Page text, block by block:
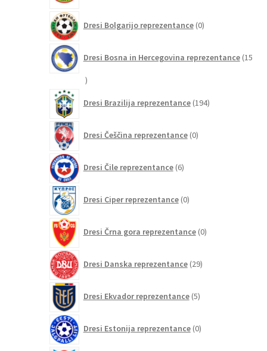
Dresi Bolgarijo reprezentance 0izdelkov
Dresi Bosna in Hercegovina reprezentance 15
15
Dresi Brazilija reprezentance 194izdelkov
Dresi Češčina reprezentance 0izdelkov
Dresi Čile reprezentance 6izdelkov
Dresi Ciper reprezentance 0izdelkov
Dresi Črna gora reprezentance 0izdelkov
Dresi Danska reprezentance 29izdelkov
Dresi Ekvador reprezentance 5izdelkov
Dresi Estonija reprezentance 0izdelkov